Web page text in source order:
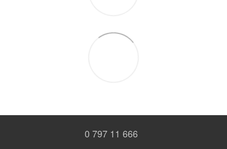
0 797 11 666